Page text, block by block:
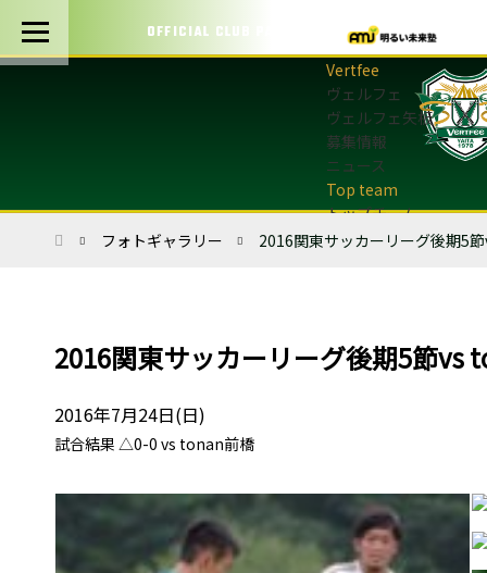
OFFICIAL CLUB PARTNERS
ヴェルフェ
ヴェルフェ矢板
募集情報
ニュース
トップチーム
トップチーム概要
フォトギャラリー
普及活動
サッカーチーム
ホームフォトギャラリー 2016関東サッカーリーグ後期5
2016関東サッカーリーグ後期5節vs
2016年7月24日(日)
試合結果 △0-0 vs tonan前橋